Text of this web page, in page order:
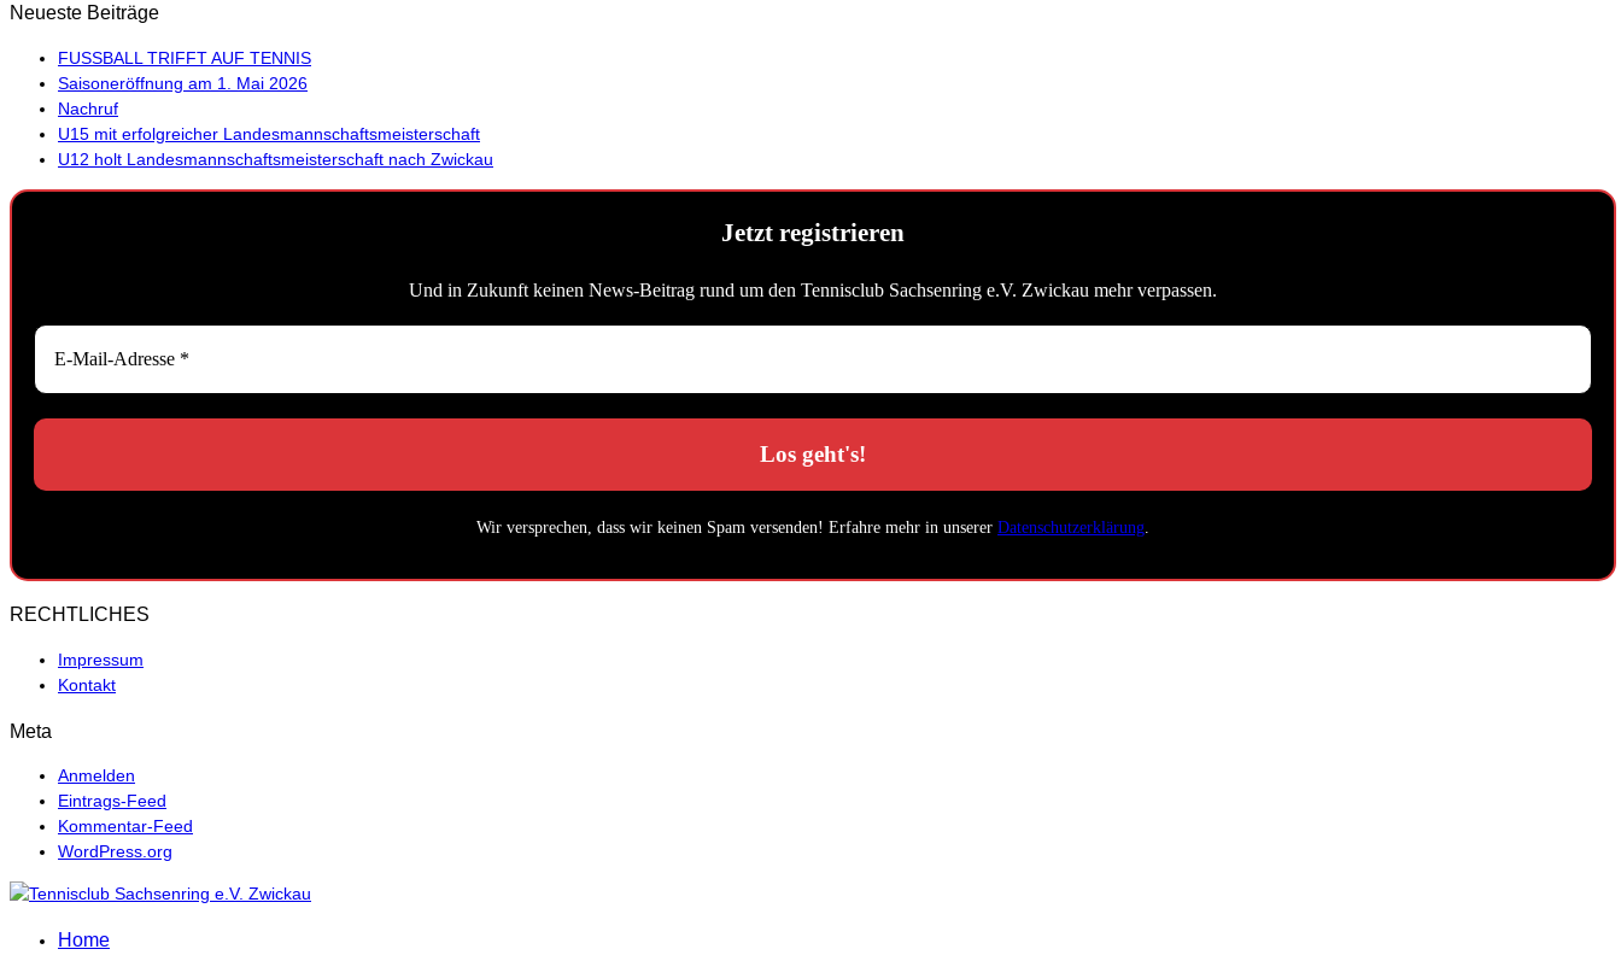
Neueste Beiträge
FUSSBALL TRIFFT AUF TENNIS
Saisoneröffnung am 1. Mai 2026
Nachruf
U15 mit erfolgreicher Landesmannschaftsmeisterschaft
U12 holt Landesmannschaftsmeisterschaft nach Zwickau
Jetzt registrieren
Und in Zukunft keinen News-Beitrag rund um den Tennisclub Sachsenring e.V. Zwickau mehr verpassen.
Wir versprechen, dass wir keinen Spam versenden! Erfahre mehr in unserer Datenschutzerklärung
RECHTLICHES
Impressum
Kontakt
Meta
Anmelden
Eintrags-Feed
Kommentar-Feed
WordPress.org
Zum
springenHome